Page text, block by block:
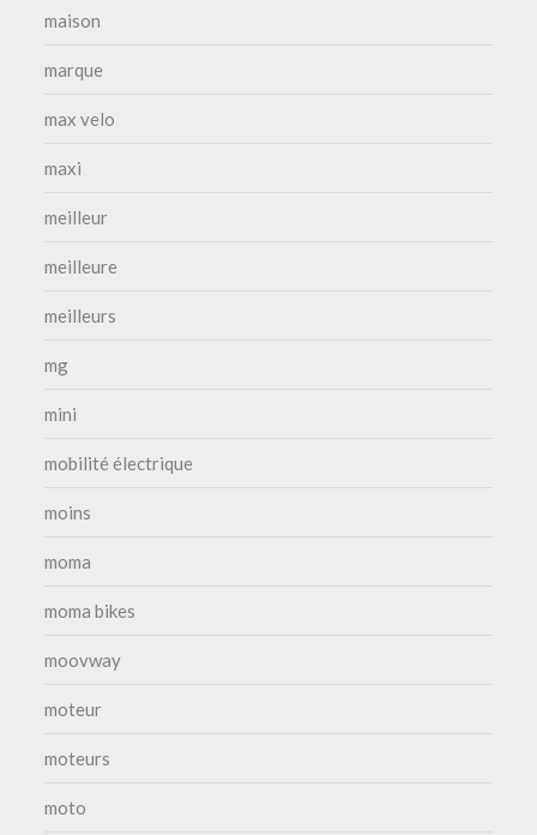
maison
marque
max velo
maxi
meilleur
meilleure
meilleurs
mg
mini
mobilité électrique
moins
moma
moma bikes
moovway
moteur
moteurs
moto